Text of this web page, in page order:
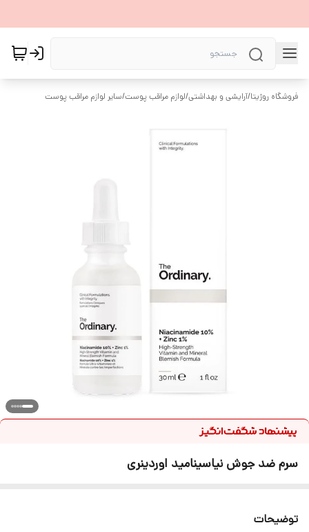
فروشگاه روژیتا/آرایشی و بهداشتی/لوازم مراقب پوست/سایر لوازم مراقب پوست
سرم ضد جوش نیاسینامید اوردینری
توضیحات